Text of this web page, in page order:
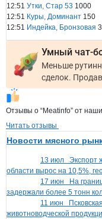
12:51 Утки, Стар 53 1000
12:51 Куры, Доминант 150
12:51 Индейка, Бронзовая
Умный чат-
Меньше
Отзывы о “Meatinfo” от
Читать отзывы
Новости мясного
13 июл Экспорт
области вырос на 10,5%,
17 июн На
задержали более 5 тонн
11 июн
животноводческой